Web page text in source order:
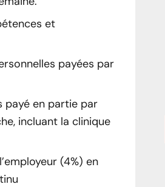
et
payées par
payé en partie par
incluant la clinique
(4%) en